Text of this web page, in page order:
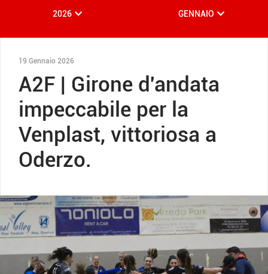
2026 GENNAIO
19 Gennaio 2026
A2F | Girone d'andata
impeccabile per la
Venplast, vittoriosa a
Oderzo.